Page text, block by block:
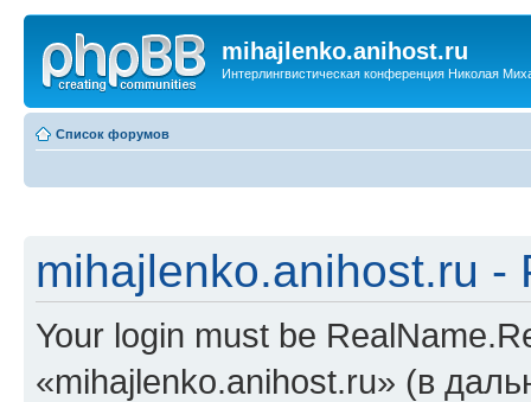
mihajlenko.anihost.ru
Интерлингвистическая конференция Николая
Список форумов
mihajlenko.anihost.ru -
Your login must be
«mihajlenko.anihost.ru» (в